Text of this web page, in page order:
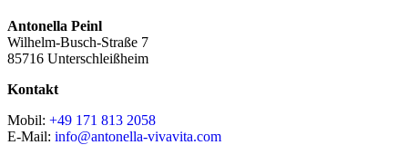
Antonella Peinl
Wilhelm-Busch-Straße 7
85716 Unterschleißheim
Kontakt
Mobil: +49 171 813 2058
E-Mail: info@antonella-vivavita.com